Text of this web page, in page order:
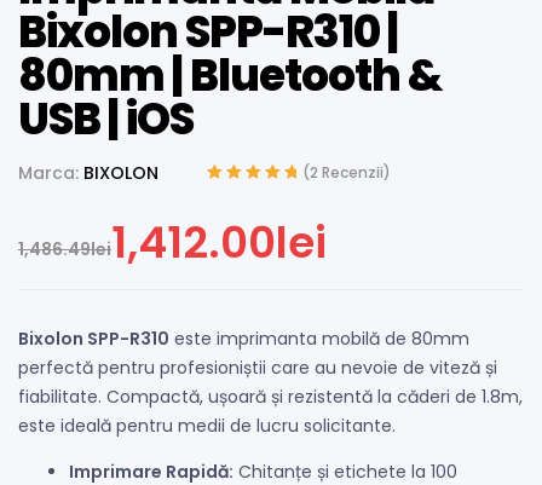
Bixolon SPP-R310 |
80mm | Bluetooth &
USB | iOS
Marca: BIXOLON
unei singure
(2 Recenzii)
1,486.49lei1,412.00lei
Bixolon SPP-R310 este imprimanta mobilă de 80mm
perfectă pentru profesioniștii care au nevoie de viteză și
fiabilitate. Compactă, ușoară și rezistentă la căderi de 1.8m,
este ideală pentru medii de lucru solicitante.
Imprimare Rapidă: Chitanțe și etichete la 100